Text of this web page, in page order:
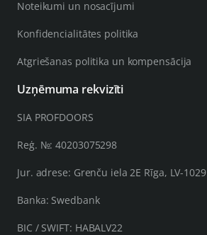
Noteikumi un nosacījumi
Konfidencialitātes politika
Atgriešanas politika un kompensācija
Uzņēmuma rekvizīti
SIA PROFDOORS
Reģ. №: 40203075298
Jur. adrese: Grenču iela 2E Rīga, LV-1029
Banka: Swedbank
BIC / SWIFT: HABALV22